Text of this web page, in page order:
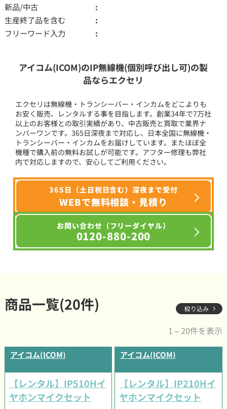
新品/中古
生産終了品を含む
フリーワード入力
アイコム(ICOM)のIP無線機(個別呼び出し可)の製
品ならエクセリ
エクセリは無線機・トランシーバー・インカムをどこよりも
お安く販売、レンタルする事を目指します。創業34年で7万社
以上のお客様との取引実績があり、中古販売と買取で業界ナ
ンバーワンです。365日深夜まで対応し、日本全国に無線機・
トランシーバー・インカムをお届けしています。またほぼ全
機種で購入前の無料お試しが可能です。アフター修理も弊社
内で対応しますので、安心してご利用ください。
365日（土日祝日含む）深夜まで受付
WEBで無料相談・見積り
お問い合わせ（フリーダイヤル）
0120-880-200
商品一覧(20件) 絞り込み
1～20件を表示
アイコム(ICOM)
【レンタル】IP510Hイ
ヤホンマイクセット
アイコム(ICOM)
【レンタル】IP210Hイ
ヤホンマイクセット